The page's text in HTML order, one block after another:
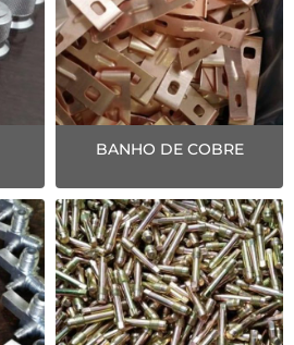
BANHO DE COBRE